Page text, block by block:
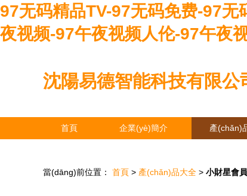
97无码精品TV-97无码免费-97
夜视频-97午夜视频人伦-97午夜
沈陽易德智能科技有限公
首頁 企業(yè)簡介 產(chǎn)
當(dāng)前位置： 首頁 > 產(chǎn)品大全 > 小財星會